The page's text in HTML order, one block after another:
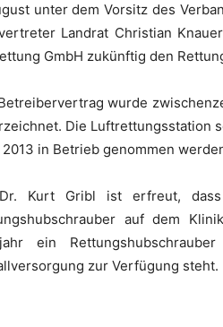
unter dem Vorsitz des
Landrat Christian
GmbH zukünftig den
wurde
Die Luftrettungsstation
in Betrieb genommen
Kurt Gribl ist erfreut,
auf dem
ein
zur Verfügung steht.